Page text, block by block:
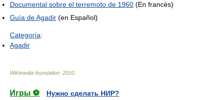
Documental sobre el terremoto de 1960 (En francés)
Guía de Agadir (en Español)
Categoría:
Agadir
Wikimedia foundation 2010
Игры ⚽
Нужно сделать НИР?